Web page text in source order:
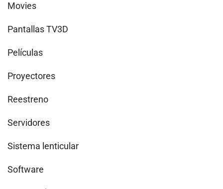
Movies
Pantallas TV3D
Películas
Proyectores
Reestreno
Servidores
Sistema lenticular
Software